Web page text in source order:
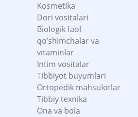
Kosmetika
Dori vositalari
Biologik faol
qo’shimchalar va
vitaminlar
Intim vositalar
Tibbiyot buyumlari
Ortopedik mahsulotlar
Tibbiy texnika
Ona va bola